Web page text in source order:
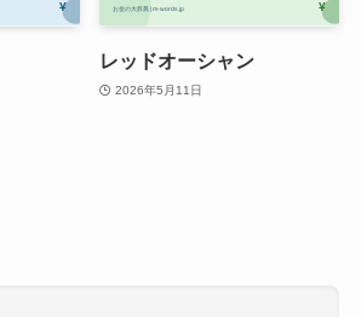
レッドオーシャン
2026年5月11日